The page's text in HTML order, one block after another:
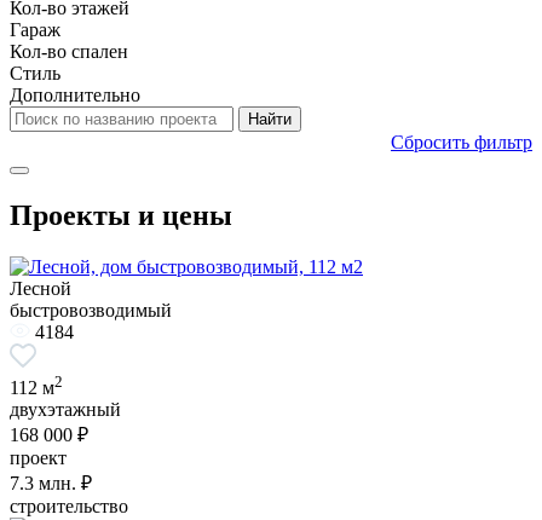
Кол-во этажей
Гараж
Кол-во спален
Стиль
Дополнительно
Сбросить фильтр
Проекты и цены
Лесной
быстровозводимый
4184
112 м2
двухэтажный
168 000 ₽
проект
7.3 млн. ₽
строительство